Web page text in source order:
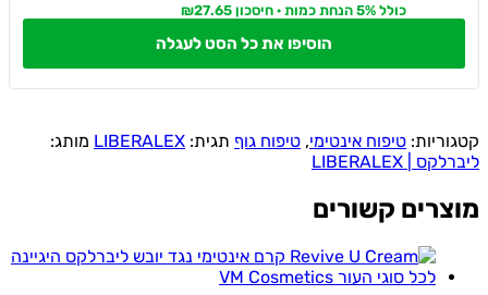
כולל 5% הנחת כמות · חיסכון ₪27.65
הוסיפו את כל הסט לעגלה
קטגוריות: טיפוח אינטימי, טיפוח גוף תגית: LIBERALEX מותג:
ליברלקס | LIBERALEX
מוצרים קשורים